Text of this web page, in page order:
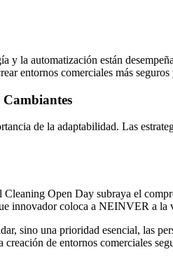
y la automatización están
entornos comerciales más seguros
Cambiantes
de la adaptabilidad. Las
Open Day subraya el
innovador coloca a NEINVER a la
sino una prioridad esencial, las
de entornos comerciales